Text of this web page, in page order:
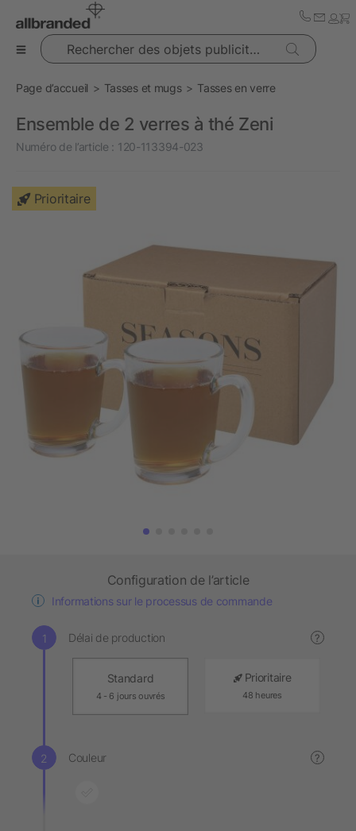
Rechercher des objets publicitaires
Page d’accueil Tasses et mugs Tasses en verre
Ensemble de 2 verres à thé Zeni
Numéro de l’article : 120-113394-023
Prioritaire
Configuration de l’article
Informations sur le processus de commande
Délai de production ?
Standard
4 - 6 jours ouvrés
Prioritaire
48 heures
Couleur ?